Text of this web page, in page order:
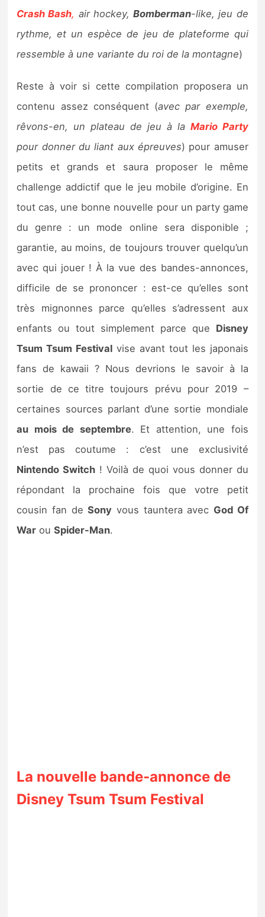
Crash Bash, air hockey,Bomberman-like, jeu de
rythme, et un espèce de jeu de plateforme qui
ressemble à une variante du roi de la montagne)
Reste à voir si cette compilation proposera un
contenu assez conséquent (avec par exemple,
rêvons-en, un plateau de jeu à la Mario Party
pour donner du liant aux épreuves) pour amuser
petits et grands et saura proposer le même
challenge addictif que le jeu mobile d’origine. En
tout cas, une bonne nouvelle pour un party game
du genre : un mode online sera disponible ;
garantie, au moins, de toujours trouver quelqu’un
avec qui jouer ! À la vue des bandes-annonces,
difficile de se prononcer : est-ce qu’elles sont
très mignonnes parce qu’elles s’adressent aux
enfants ou tout simplement parce que Disney
Tsum Tsum Festival vise avant tout les japonais
fans de kawaii ? Nous devrions le savoir à la
sortie de ce titre toujours prévu pour 2019 –
certaines sources parlant d’une sortie mondiale
au mois de septembre. Et attention, une fois
n’est pas coutume : c’est une exclusivité
Nintendo Switch ! Voilà de quoi vous donner du
répondant la prochaine fois que votre petit
cousin fan deSony vous tauntera avec God Of
War ouSpider-Man.
La nouvelle bande-annonce de
Disney Tsum Tsum Festival